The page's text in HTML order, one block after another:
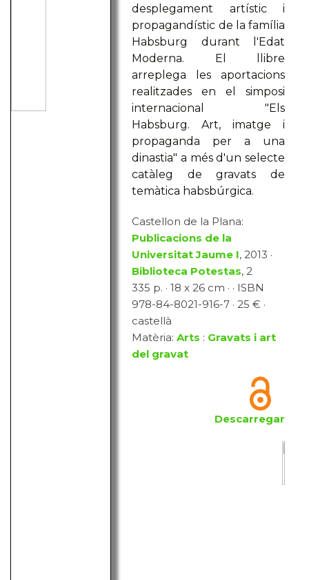
desplegament artístic i
propagandístic de la família
Habsburg durant l'Edat
Moderna. El llibre
arreplega les aportacions
realitzades en el simposi
internacional "Els
Habsburg. Art, imatge i
propaganda per a una
dinastia" a més d'un selecte
catàleg de gravats de
temàtica habsbúrgica.
Castellon de la Plana:
Publicacions de la
Universitat Jaume I, 2013 ·
Biblioteca Potestas, 2
335 p. · 18 x 26 cm · · ISBN
978-84-8021-916-7 · 25 € ·
castellà
Matèria:Arts : Gravats i art
del gravat
Descarregar